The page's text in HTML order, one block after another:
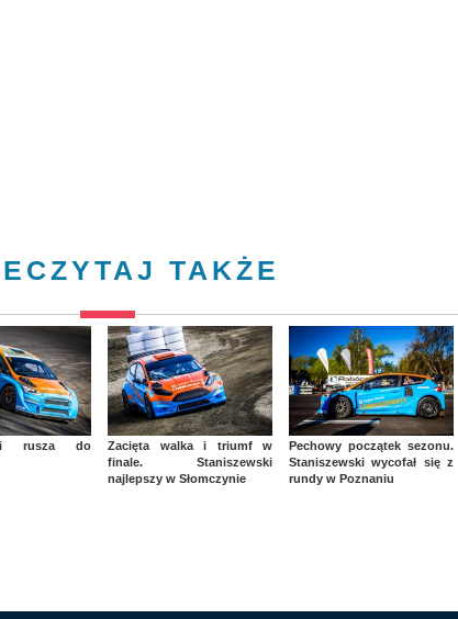
TAKŻE
rusza do
Zacięta walka i triumf w
finale. Staniszewski
najlepszy w Słomczynie
Pechowy początek sezonu.
Staniszewski wycofał się z
rundy w Poznaniu